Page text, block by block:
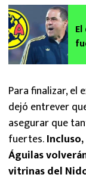
Para finalizar, el
dejó entrever
asegurar que
fuertes.
Águilas
vitrinas del